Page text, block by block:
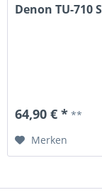
Denon TU-710
64,90 € * **
Merken